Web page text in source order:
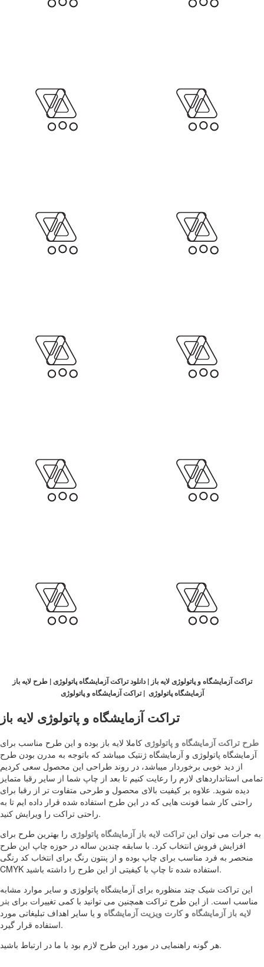
تراکت آزمایشگاه و پاتولوژی لایه باز | دانلود تراکت آزمایشگاه پاتولوژی | طرح لایه باز
آزمایشگاه پاتولوژی | تراکت آزمایشگاه و پاتولوژی
تراکت آزمایشگاه و پاتولوژی لایه باز
طرح تراکت آزمایشگاه و پاتولوژی کاملا لایه باز بوده و این طرح مناسب برای
آزمایشگاه پاتولوژی و آزمایشگاه ژنتیک میباشد که باتوجه به مدرن بودن طرح
از دید خوبی برخوردار میباشد، در روند طراحی این محصول سعی کردیم
تمامی استانداردهای لازم را رعایت کنیم تا بعد از چاپ شما از سایر رقبا متمایز
دیده شوید. علاوه بر کیفیت بالای محصول و طرحی متفاوت تر از رقبا برای
راحتی کار شما فونت هایی که در این طرح استفاده شده قرار داده ایم تا به
راحتی تراکت را ویرایش کنید.
به جرات می توان این تراکت لایه باز آزمایشگاه پاتولوژی را بهترین طرح برای
افزایش فروش انتخاب کرد. با سابقه چندین ساله در حوزه چاپ این طرح
منحصر به فرد مناسب برای چاپ بوده و از پنتون رنگ برای انتخاب کد رنگی
CMYK استفاده شده تا چاپ با کیفیتی از این طرح را داشته باشید.
این تراکت شیک چند منظوره برای آزمایشگاه پاتولوژی و سایر موارد مشابه
مناسب است. از این طرح تراکت همچنین می توانید با کمی تغییرات برای بنر
لایه باز آزمایشگاه وکارت ویزیت آزمایشگاه و یا سایر اهداف تبلیغاتی مورد
استفاده قرار گیرد.
هر گونه راهنمایی در مورد این طرح لازم بود با ما در ارتباط باشید.